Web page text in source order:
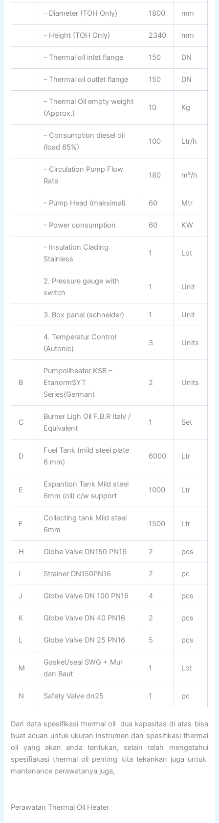
– Diameter (TOH Only) 1800 mm
– Height (TOH Only) 2340 mm
– Thermal oil inlet flange 150 DN
– Thermal oil outlet flange 150 DN
– Thermal Oil empty weight
(Approx.)
10 Kg
– Consumption diesel oil
(load 85%)
100 Ltr/h
– Circulation Pump Flow
Rate
180 m³/h
– Pump Head (maksimal) 60 Mtr
– Power consumption 60 KW
– Insulation Clading
Stainless
1 Lot
2. Pressure gauge with
switch
1 Unit
3. Box panel (schneider) 1 Unit
4. Temperatur Control
(Autonic)
3 Units
B
Pumpoilheater KSB –
EtanormSYT
Series(German)
2 Units
C
Burner Ligh Oil F.B.R Italy /
Equivalent
1 Set
D
Fuel Tank (mild steel plate
6 mm)
6000 Ltr
E
Expantion Tank Mild steel
6mm (oil) c/w support
1000 Ltr
F
Collecting tank Mild steel
6mm
1500 Ltr
H Globe Valve DN150 PN16 2 pcs
I Strainer DN150PN16 2 pc
J Globe Valve DN 100 PN16 4 pcs
K Globe Valve DN 40 PN16 2 pcs
L Globe Valve DN 25 PN16 5 pcs
M
Gasket/seal SWG + Mur
dan Baut
1 Lot
N Safety Valve dn25 1 pc
Dari data spesifikasi thermal oil dua kapasitas di atas bisa
buat acuan untuk ukuran instrumen dan spesifikasi thermal
oil yang akan anda tentukan, selain telah mengetahui
spesifiakasi thermal oil penting kita tekankan juga untuk
mantanance perawatanya juga,
Perawatan Thermal Oil Heater